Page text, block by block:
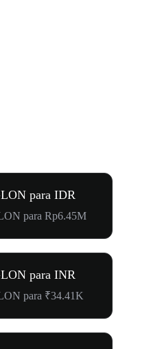
para IDR
para Rp6.45M
para INR
para ₹34.41K